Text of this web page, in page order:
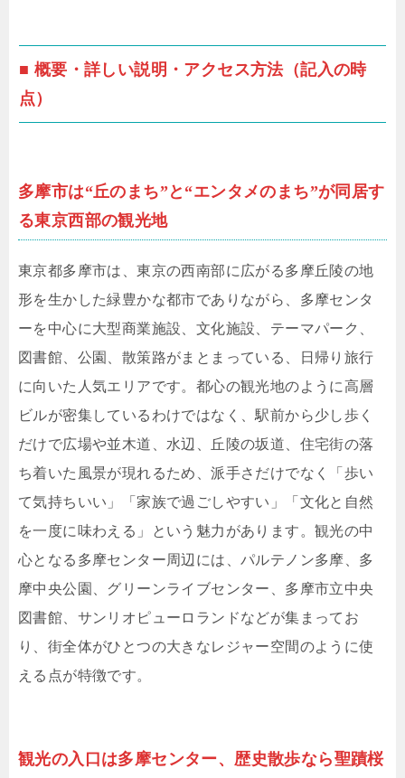
■ 概要・詳しい説明・アクセス方法（記入の時
点）
多摩市は“丘のまち”と“エンタメのまち”が同居す
る東京西部の観光地
東京都多摩市は、東京の西南部に広がる多摩丘陵の地
形を生かした緑豊かな都市でありながら、多摩センタ
ーを中心に大型商業施設、文化施設、テーマパーク、
図書館、公園、散策路がまとまっている、日帰り旅行
に向いた人気エリアです。都心の観光地のように高層
ビルが密集しているわけではなく、駅前から少し歩く
だけで広場や並木道、水辺、丘陵の坂道、住宅街の落
ち着いた風景が現れるため、派手さだけでなく「歩い
て気持ちいい」「家族で過ごしやすい」「文化と自然
を一度に味わえる」という魅力があります。観光の中
心となる多摩センター周辺には、パルテノン多摩、多
摩中央公園、グリーンライブセンター、多摩市立中央
図書館、サンリオピューロランドなどが集まってお
り、街全体がひとつの大きなレジャー空間のように使
える点が特徴です。
観光の入口は多摩センター、歴史散歩なら聖蹟桜